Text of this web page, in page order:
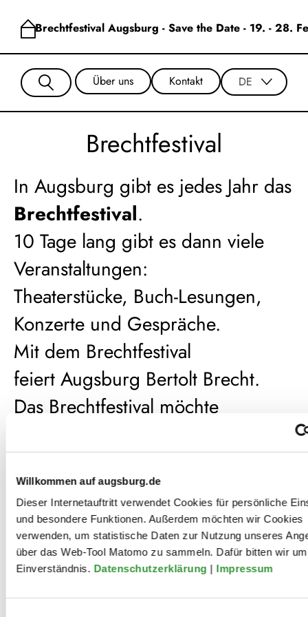
Willkommen auf augsburg.de
Dieser Internetauftritt verwendet Cookies für persönliche
und besondere Funktionen. Außerdem möchten wir Cookies
verwenden, um statistische Daten zur Nutzung unseres
über das Web-Tool Matomo zu sammeln. Dafür bitten wir
Einverständnis. Datenschutzerklärung | Impressum
Brechtfestival Augsburg - Save the Date - 19. - 28.
Über uns Kontakt DE
Brechtfestival
In Augsburg gibt es jedes Jahr das
Brechtfestival.
10 Tage lang gibt es dann viele
Veranstaltungen:
Theaterstücke, Buch-Lesungen,
Konzerte und Gespräche.
Mit dem Brechtfestival
feiert Augsburg Bertolt Brecht.
Das Brechtfestival möchte
Und die Welt ein bisschen besser
machen.
Das Thema vom Brechtfestival
heißt dieses Jahr:Alle.
Denn dieses Jahr spielt die
Inklusion